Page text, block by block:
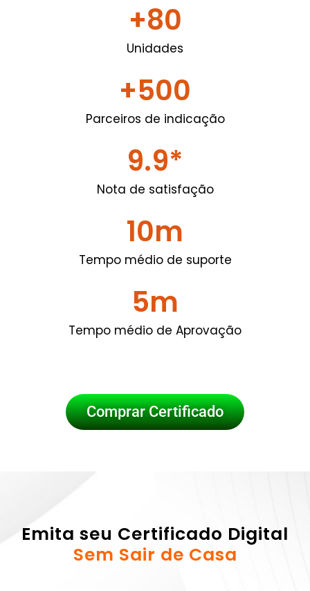
Unidades
+80
Parceiros de indicação
+500
Nota de satisfação
9.9*
Tempo médio de suporte
10m
Tempo médio de Aprovação
5m
Comprar Certificado
Emita seu Certificado Digital
Sem Sair de Casa